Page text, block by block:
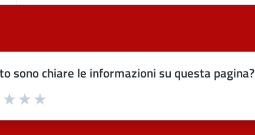
sono chiare le informazioni su questa pagina?
Valuta 4 stelle su 5
Valuta 3 stelle su 5
Valuta 2 stelle su 5
1 stelle su 5